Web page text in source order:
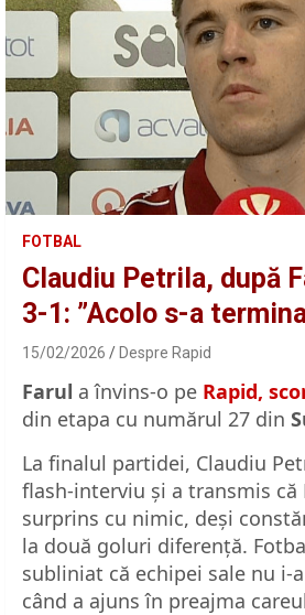
FOTBAL
Claudiu Petrila, după
3-1: ”Acolo s-a
15/02/2026 Despre Rapid
Farul a învins-o pe Rapid,
din etapa cu numărul 27 din
La finalul partidei, Claudiu
flash-interviu și a transmis că
surprins cu nimic, deși
la două goluri diferență.
subliniat că echipei sale nu i-
când a ajuns în preajma